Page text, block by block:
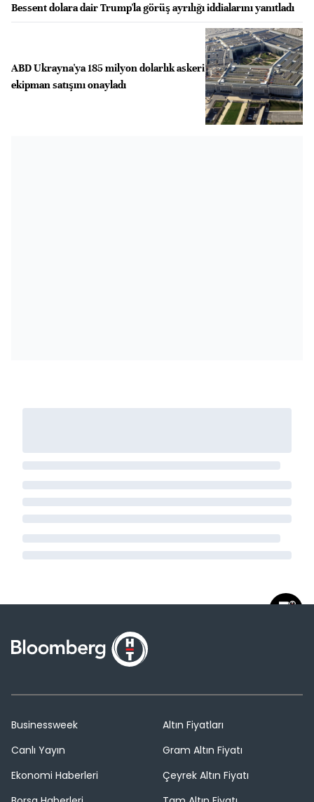
Bessent dolara dair Trump'la görüş ayrılığı iddialarını yanıtladı
ABD Ukrayna'ya 185 milyon dolarlık askeri
ekipman satışını onayladı
Businessweek
Canlı Yayın
Ekonomi Haberleri
Altın Fiyatları
Gram Altın Fiyatı
Çeyrek Altın Fiyatı